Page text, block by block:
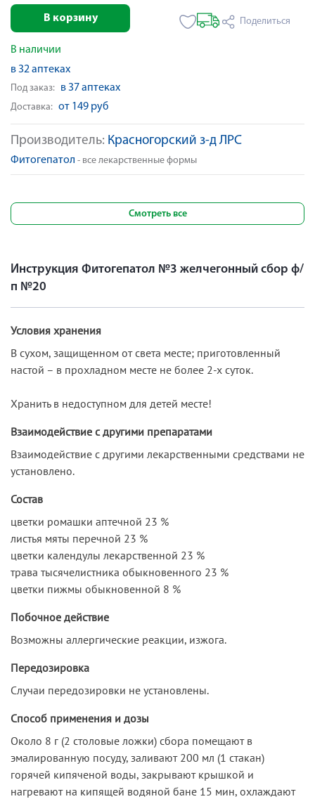
Производитель: Красногорский з-д ЛРС
Фитогепатол - все лекарственные формы
В корзину Поделиться
В наличии
в 32 аптеках
Под заказ: в 37 аптеках
Доставка: от 149 руб
Смотреть все
Инструкция Фитогепатол №3 желчегонный сбор ф/
п №20
Условия хранения
В сухом, защищенном от света месте; приготовленный
настой – в прохладном месте не более 2-х суток.
Хранить в недоступном для детей месте!
Взаимодействие с другими препаратами
Взаимодействие с другими лекарственными средствами не
установлено.
Состав
цветки ромашки аптечной 23 %
листья мяты перечной 23 %
цветки календулы лекарственной 23 %
трава тысячелистника обыкновенного 23 %
цветки пижмы обыкновенной 8 %
Побочное действие
Возможны аллергические реакции, изжога.
Передозировка
Случаи передозировки не установлены.
Способ применения и дозы
Около 8 г (2 столовые ложки) сбора помещают в
эмалированную посуду, заливают 200 мл (1 стакан)
горячей кипяченой воды, закрывают крышкой и
нагревают на кипящей водяной бане 15 мин, охлаждают